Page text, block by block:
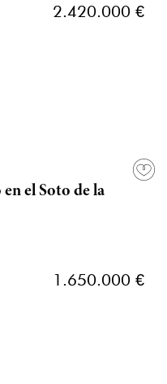
2.420.000 €
el Soto de la
1.650.000 €